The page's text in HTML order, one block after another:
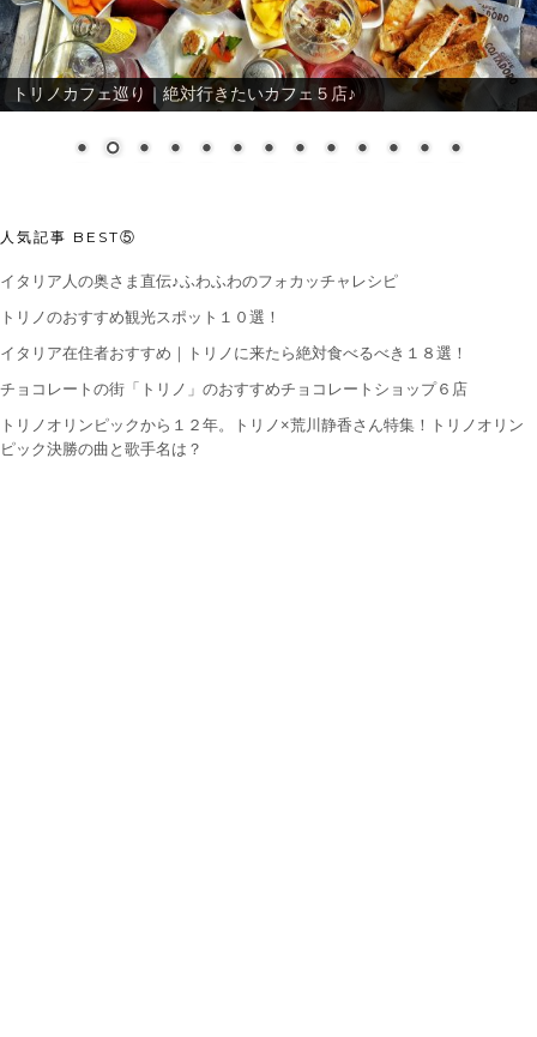
トリノカフェ巡り｜絶対行きたいカフェ５店♪
人気記事 BEST⑤
イタリア人の奥さま直伝♪ふわふわのフォカッチャレシピ
トリノのおすすめ観光スポット１０選！
イタリア在住者おすすめ｜トリノに来たら絶対食べるべき１８選！
チョコレートの街「トリノ」のおすすめチョコレートショップ６店
トリノオリンピックから１２年。トリノ×荒川静香さん特集！トリノオリン
ピック決勝の曲と歌手名は？